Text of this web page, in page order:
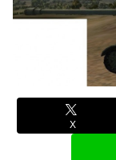
X